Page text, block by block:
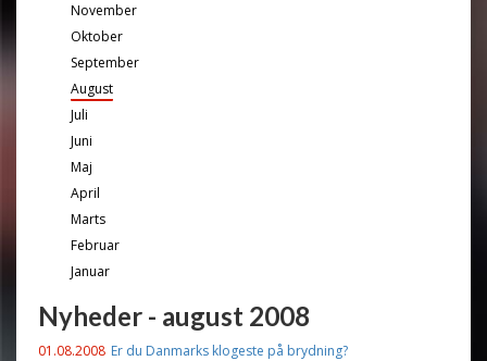
November
Oktober
September
August
Juli
Juni
Maj
April
Marts
Februar
Januar
Nyheder - august 2008
01.08.2008 Er du Danmarks klogeste på brydning?